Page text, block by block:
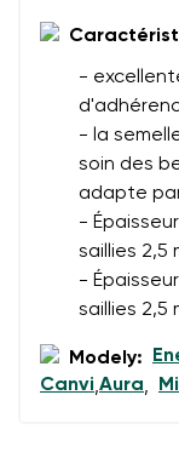
-
- la
soin des
adapte
-
saillies 2,5
-
saillies 2,5
Modely:
Canvi,Aura,
Question
J'accepte
les termes
Commentaire
Évaluation
J'accepte